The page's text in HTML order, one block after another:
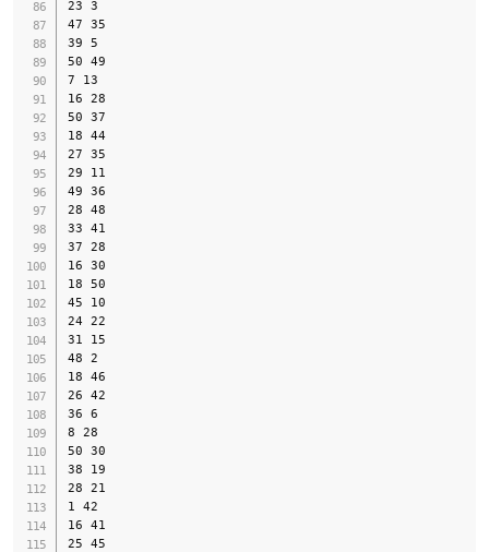
23 3
47 35
39 5
50 49
7 13
16 28
50 37
18 44
27 35
29 11
49 36
28 48
33 41
37 28
16 30
18 50
45 10
24 22
31 15
48 2
18 46
26 42
36 6
8 28
50 30
38 19
28 21
1 42
16 41
25 45